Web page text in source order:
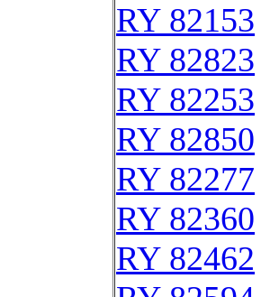
RY 82153
RY 82823
RY 82253
RY 82850
RY 82277
RY 82360
RY 82462